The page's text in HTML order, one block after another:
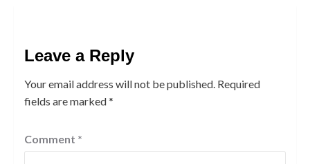
Leave a Reply
Your email address will not be published. Required
fields are marked*
Comment *